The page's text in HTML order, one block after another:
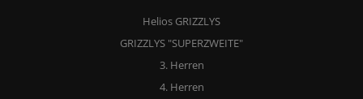
Helios GRIZZLYS
GRIZZLYS "SUPERZWEITE"
3. Herren
4. Herren